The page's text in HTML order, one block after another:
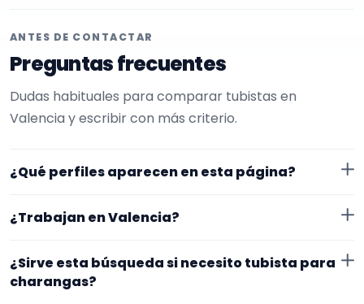
ANTES DE CONTACTAR
Preguntas frecuentes
Dudas habituales para comparar tubistas en
Valencia y escribir con más criterio.
¿Qué perfiles aparecen en esta página?
EncuentraMúsico. La selección está filtrada por
experiencia o disponibilidad para charangas. Además,
la página se centra en perfiles que trabajan en
¿Trabajan en Valencia?
en Valencia. Aun así, conviene confirmar lugar exacto,
¿Sirve esta búsqueda si necesito tubista para
charangas?